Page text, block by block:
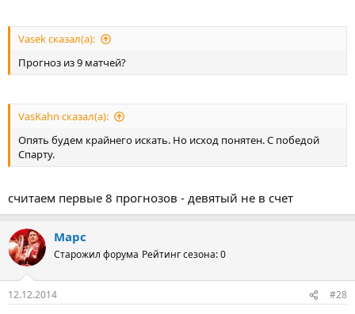
Vasek сказал(а):
Прогноз из 9 матчей?
VasKahn сказал(а):
Опять будем крайнего искать. Но исход понятен. С победой
Спарту.
считаем первые 8 прогнозов - девятый не в счет
Марс
Старожил форума Рейтинг сезона: 0
12.12.2014 #28